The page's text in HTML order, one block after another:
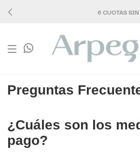
6 CUOTAS SIN
Preguntas
¿Cuáles son los
pago?